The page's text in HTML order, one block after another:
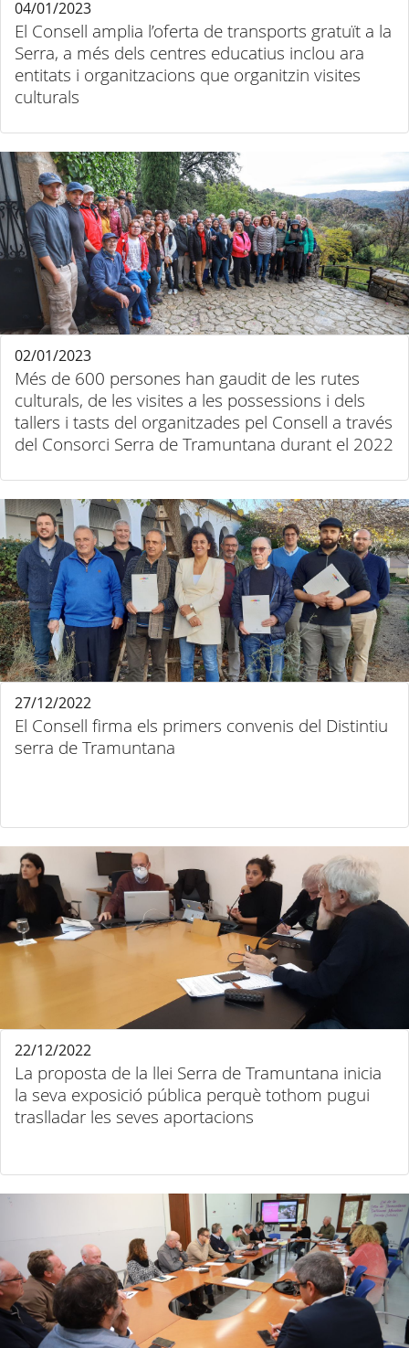
El Consell amplia l’oferta de transports gratuït a la
Serra, a més dels centres educatius inclou ara
entitats i organitzacions que organitzin visites
culturals
04/01/2023
Més de 600 persones han gaudit de les rutes
culturals, de les visites a les possessions i dels
tallers i tasts del organitzades pel Consell a través
del Consorci Serra de Tramuntana durant el 2022
02/01/2023
El Consell firma els primers convenis del Distintiu
serra de Tramuntana
27/12/2022
La proposta de la llei Serra de Tramuntana inicia
la seva exposició pública perquè tothom pugui
traslladar les seves aportacions
22/12/2022